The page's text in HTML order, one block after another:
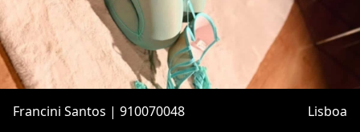
Francini Santos | 910070048 Lisboa